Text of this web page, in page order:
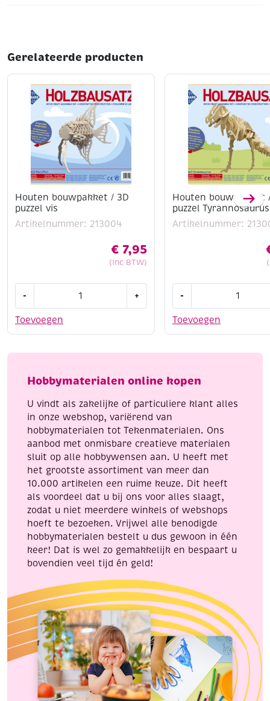
Gerelateerde producten
Houten bouwpakket / 3D
puzzel vis
Artikelnummer: 213004
€ 7,95
(Inc BTW)
Toevoegen
-
/
vis
+
Houten bouwpakket
puzzel Tyrannosaurus
Artikelnummer:
Toevoegen
-
/
Tyrannosaurus
Hobbymaterialen online kopen
U vindt als zakelijke of particuliere klant alles
in onze webshop, variërend van
hobbymaterialen tot Tekenmaterialen. Ons
aanbod met onmisbare creatieve materialen
sluit op alle hobbywensen aan. U heeft met
het grootste assortiment van meer dan
10.000 artikelen een ruime keuze. Dit heeft
als voordeel dat u bij ons voor alles slaagt,
zodat u niet meerdere winkels of webshops
hoeft te bezoeken. Vrijwel alle benodigde
hobbymaterialen bestelt u dus gewoon in één
keer! Dat is wel zo gemakkelijk en bespaart u
bovendien veel tijd én geld!